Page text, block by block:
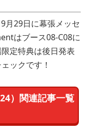
月29日に幕張メッセ
はブース08-C08に
定特典は後日発表
ックです！
）関連記事一覧